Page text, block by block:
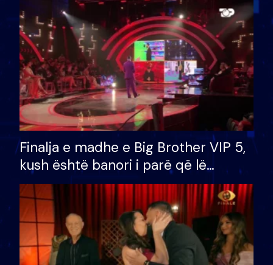
Finalja e madhe e Big Brother VIP 5,
kush është banori i parë që lë
shtëpinë dhe humb mundësinë për
të fituar çmimin e madh